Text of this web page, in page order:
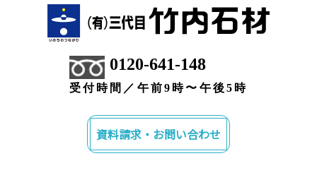
0120-641-148
受付時間／午前9時〜午後5時
資料請求・お問い合わせ